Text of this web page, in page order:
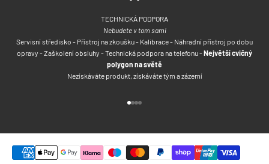
TECHNICKÁ PODPORA
Nebudete v tom sami
Servisní středisko - Přístroj na zkoušku - Kalibrace - Náhradní přístroj po dobu
opravy - Zaškolení obsluhy - Technická podpora na telefonu -Největší cvičný
polygon na světě
Nezískáváte produkt, získáváte tým a zázemí